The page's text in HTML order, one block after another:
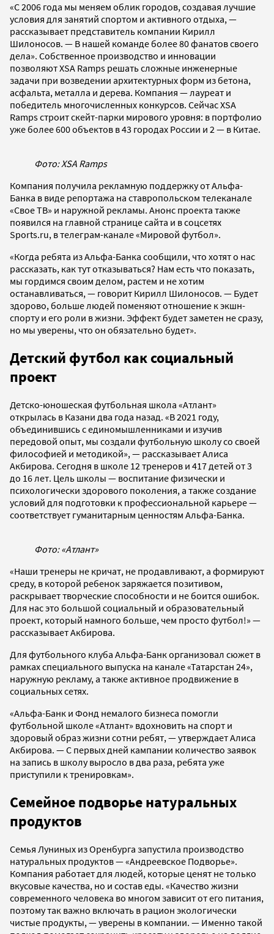
«С 2006 года мы меняем облик городов, создавая лучшие
условия для занятий спортом и активного отдыха, —
рассказывает представитель компании Кирилл
Шилоносов. — В нашей команде более 80 фанатов своего
дела». Собственное производство и инновации
позволяют XSA Ramps решать сложные инженерные
задачи при возведении архитектурных форм из бетона,
асфальта, металла и дерева. Компания — лауреат и
победитель многочисленных конкурсов. Сейчас XSA
Ramps строит скейт-парки мирового уровня: в портфолио
уже более 600 объектов в 43 городах России и 2 — в Китае.
Фото: XSA Ramps
Компания получила рекламную поддержку от Альфа-
Банка в виде репортажа на ставропольском телеканале
«Свое ТВ» и наружной рекламы. Анонс проекта также
появился на главной странице сайта и в соцсетях
Sports.ru, в телеграм-канале «Мировой футбол».
«Когда ребята из Альфа-Банка сообщили, что хотят о нас
рассказать, как тут отказываться? Нам есть что показать,
мы гордимся своим делом, растем и не хотим
останавливаться, — говорит Кирилл Шилоносов. — Будет
здорово, больше людей поменяют отношение к экшн-
спорту и его роли в жизни. Эффект будет заметен не сразу,
но мы уверены, что он обязательно будет».
Детский футбол как социальный
проект
Детско-юношеская футбольная школа «Атлант»
открылась в Казани два года назад. «В 2021 году,
объединившись с единомышленниками и изучив
передовой опыт, мы создали футбольную школу со своей
философией и методикой», — рассказывает Алиса
Акбирова. Сегодня в школе 12 тренеров и 417 детей от 3
до 16 лет. Цель школы — воспитание физически и
психологически здорового поколения, а также создание
условий для подготовки к профессиональной карьере —
соответствует гуманитарным ценностям Альфа-Банка.
Фото: «Атлант»
«Наши тренеры не кричат, не продавливают, а формируют
среду, в которой ребенок заряжается позитивом,
раскрывает творческие способности и не боится ошибок.
Для нас это большой социальный и образовательный
проект, который намного больше, чем просто футбол!» —
рассказывает Акбирова.
Для футбольного клуба Альфа-Банк организовал сюжет в
рамках специального выпуска на канале «Татарстан 24»,
наружную рекламу, а также активное продвижение в
социальных сетях.
«Альфа-Банк и Фонд немалого бизнеса помогли
футбольной школе «Атлант» вдохновить на спорт и
здоровый образ жизни сотни ребят, — утверждает Алиса
Акбирова. — С первых дней кампании количество заявок
на запись в школу выросло в два раза, ребята уже
приступили к тренировкам».
Семейное подворье натуральных
продуктов
Семья Луниных из Оренбурга запустила производство
натуральных продуктов — «Андреевское Подворье».
Компания работает для людей, которые ценят не только
вкусовые качества, но и состав еды. «Качество жизни
современного человека во многом зависит от его питания,
поэтому так важно включать в рацион экологически
чистые продукты, — уверены в компании. — Именно такой